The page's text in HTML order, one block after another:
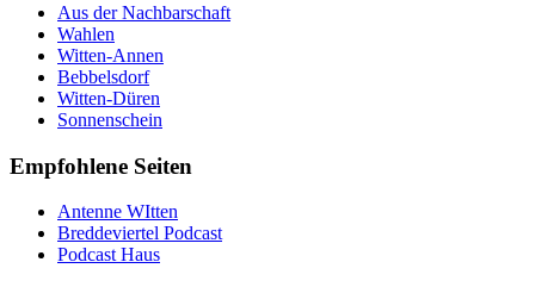
Aus der Nachbarschaft
Wahlen
Witten-Annen
Bebbelsdorf
Witten-Düren
Sonnenschein
Empfohlene Seiten
Antenne WItten
Breddeviertel Podcast
Podcast Haus